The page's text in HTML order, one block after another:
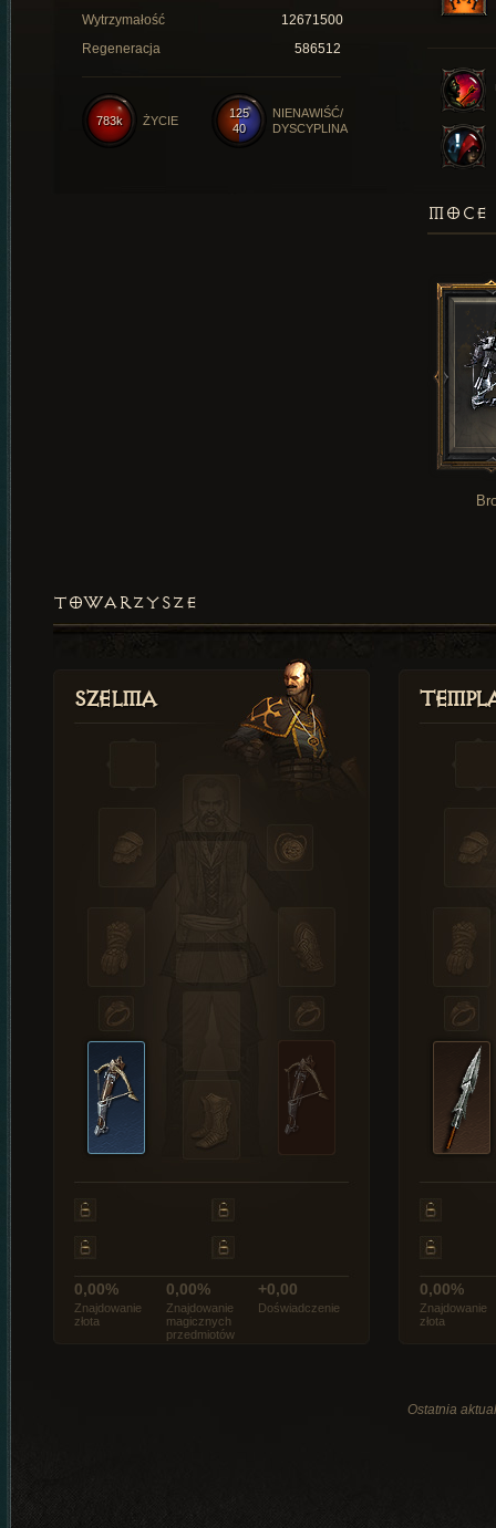
Wytrzymałość
12671500
Regeneracja
586512
125
40
NIENAWIŚĆ/
DYSCYPLINA
783k ŻYCIE
TOWARZYSZE
Szelma
0,00%
Znajdowanie
złota
0,00%
Znajdowanie
magicznych
przedmiotów
+0,00
Doświadczenie
0,00%
Znajdowanie
złota
Ostatnia